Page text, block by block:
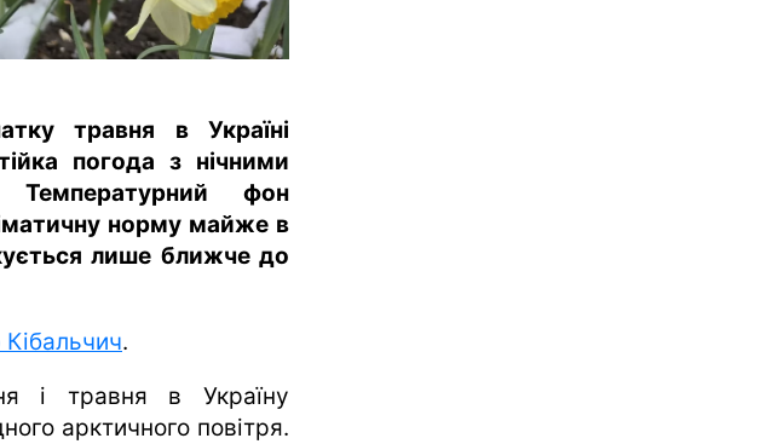
травня в Україні
погода з нічними
фон
норму майже в
лише ближче до
Кібальчич.
і травня в Україну
арктичного повітря.